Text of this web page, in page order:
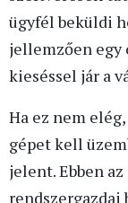
ügyfél beküldi
jellemzően egy
kieséssel jár a
Ha ez nem
gépet kell
jelent. Ebben
rendszergazdai